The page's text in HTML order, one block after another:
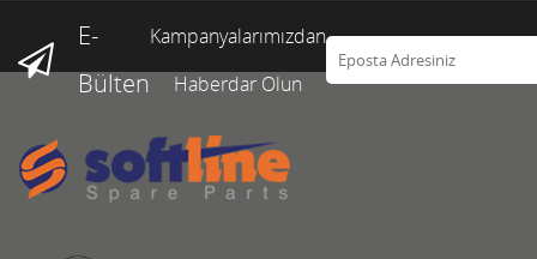
E-
Bülten
Kampanyalarımızdan
Haberdar Olun